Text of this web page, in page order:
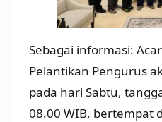
Sebagai informasi:
Pelantikan Pengurus
pada hari Sabtu,
08.00 WIB, bertempat